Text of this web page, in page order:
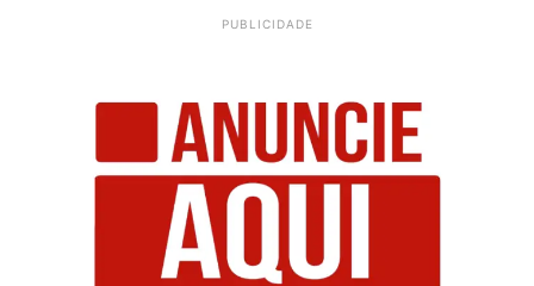
PUBLICIDADE